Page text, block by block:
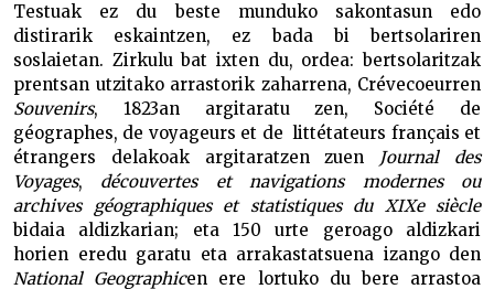
Testuak ez du beste munduko sakontasun edo
distirarik eskaintzen, ez bada bi bertsolariren
soslaietan. Zirkulu bat ixten du, ordea: bertsolaritzak
prentsan utzitako arrastorik zaharrena, Crévecoeurren
Souvenirs, 1823an argitaratu zen, Société de
géographes, de voyageurs et de littétateurs français et
étrangers delakoak argitaratzen zuen Journal des
Voyages, découvertes et navigations modernes ou
archives géographiques et statistiques du XIXe siècle
bidaia aldizkarian; eta 150 urte geroago aldizkari
horien eredu garatu eta arrakastatsuena izango den
National Geographicen ere lortuko du bere arrastoa